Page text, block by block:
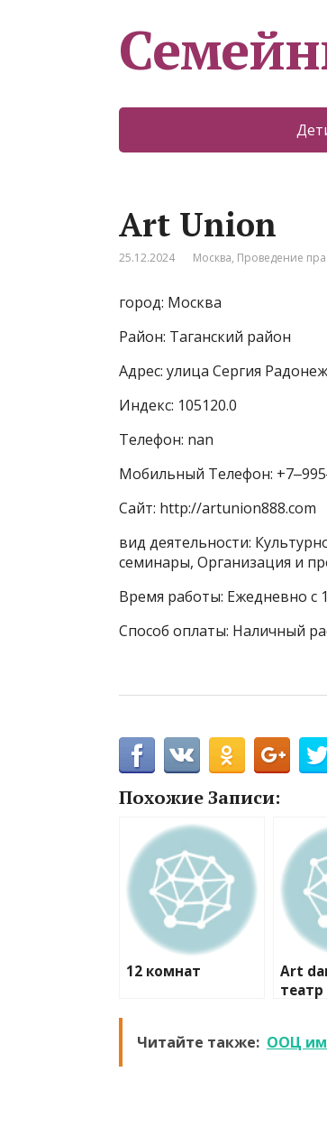
Art Union
25.12.2024 Москва, Проведение
город: Москва
Район: Таганский район
Адрес: улица Сергия
Индекс: 105120.0
Телефон: nan
Мобильный Телефон:
Сайт: http://artunion888.com
вид деятельности:
семинары, Организация и
Время работы: Ежедневно с
Способ оплаты: Наличный
Похожие Записи:
12 комнат
Art
Читайте также: ООЦ